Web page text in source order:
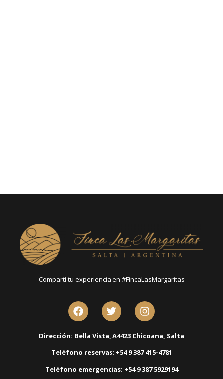
Compartí tu experiencia en #FincaLasMargaritas
Dirección: Bella Vista, A4423 Chicoana, Salta
Teléfono reservas: +54 9 387 415-4781
Teléfono emergencias: +54 9 387 5929194